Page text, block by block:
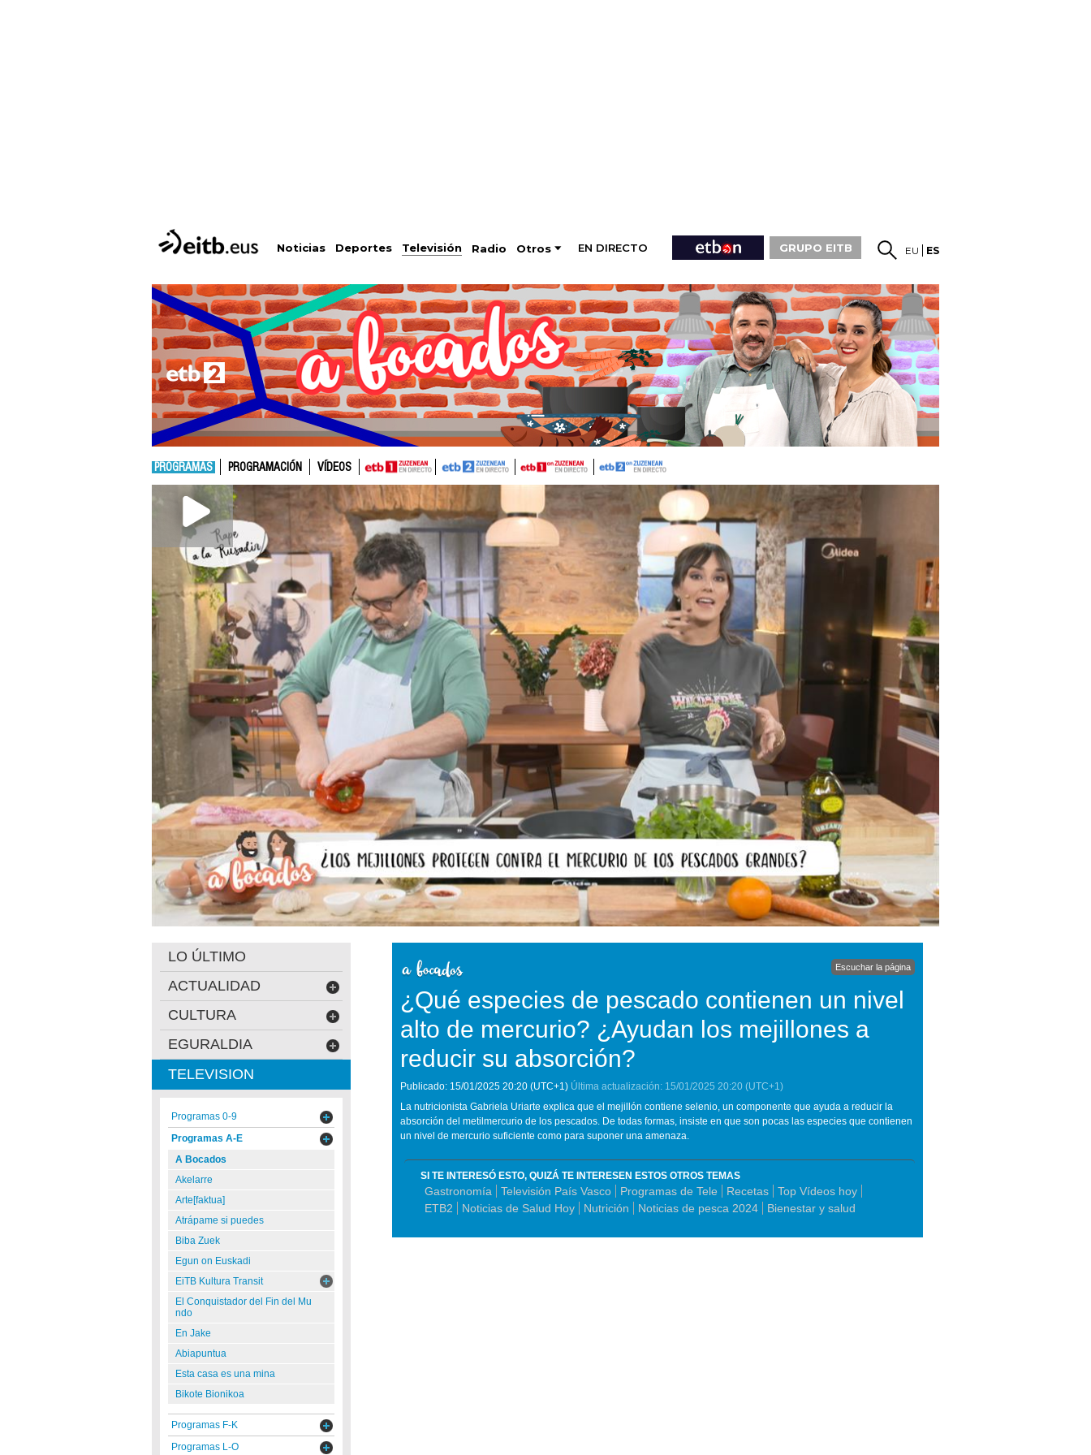
Noticias Deportes Televisión Radio Otros EN DIRECTO GRUPO EITB EU ES
PROGRAMAS PROGRAMACIÓN VÍDEOS
Escuchar la página
¿Qué especies de pescado contienen un nivel
alto de mercurio? ¿Ayudan los mejillones a
reducir su absorción?
Publicado: 15/01/2025 20:20 (UTC+1) Última actualización: 15/01/2025 20:20 (UTC+1)
La nutricionista Gabriela Uriarte explica que el mejillón contiene selenio, un componente que ayuda a reducir la
absorción del metilmercurio de los pescados. De todas formas, insiste en que son pocas las especies que contienen
un nivel de mercurio suficiente como para suponer una amenaza.
SI TE INTERESÓ ESTO, QUIZÁ TE INTERESEN ESTOS OTROS TEMAS
Gastronomía Televisión País Vasco Programas de Tele Recetas
Top Vídeos hoy
ETB2
Noticias de Salud Hoy Nutrición Noticias de pesca 2024 Bienestar y salud
LO ÚLTIMO
ACTUALIDAD
CULTURA
EGURALDIA
TELEVISION
Programas 0-9
Programas A-E
A Bocados
Akelarre
Arte[faktua]
Atrápame si puedes
Biba Zuek
Egun on Euskadi
EiTB Kultura Transit
El Conquistador del Fin del Mu
ndo
En Jake
Abiapuntua
Esta casa es una mina
Bikote Bionikoa
Programas F-K
Programas L-O